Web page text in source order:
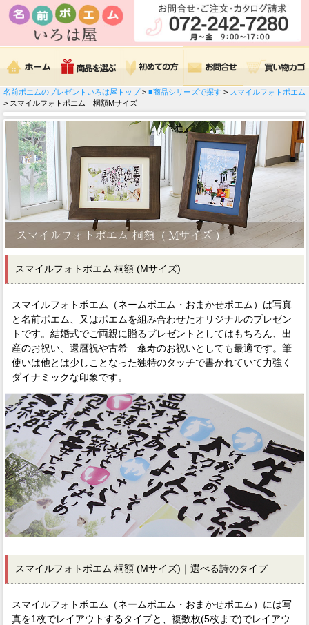
名前ポエムのプレゼントいろは屋トップ> ■商品シリーズで探す > スマイルフォトポエム
> スマイルフォトポエム 桐額Mサイズ
スマイルフォトポエム 桐額 (Mサイズ)
スマイルフォトポエム（ネームポエム・おまかせポエム）は写真
と名前ポエム、又はポエムを組み合わせたオリジナルのプレゼン
トです。結婚式でご両親に贈るプレゼントとしてはもちろん、出
産のお祝い、還暦祝や古希 傘寿のお祝いとしても最適です。筆
使いは他とは少しことなった独特のタッチで書かれていて力強く
ダイナミックな印象です。
スマイルフォトポエム 桐額 (Mサイズ)｜選べる詩のタイプ
スマイルフォトポエム（ネームポエム・おまかせポエム）には写
真を1枚でレイアウトするタイプと、複数枚(5枚まで)でレイアウ